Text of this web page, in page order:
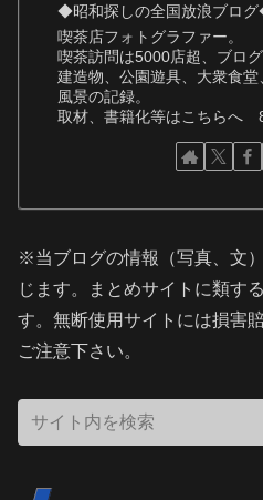
◆昭和探しの全国放浪ブロ
喫茶店フォトグラファー。
喫茶訪問は5000店超、ブロ
建造物、公園遊具、大衆食
風景の記録。
取材、書籍化等はこちらへ
※当ブログの情報（写真、文
じます。まとめサイトに類す
す。無断使用サイトには損害
ご注意下さい。